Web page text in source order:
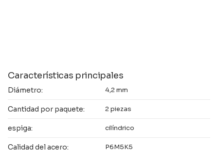
Características principales
Diámetro: 4,2 mm
Cantidad por paquete: 2 piezas
espiga: cilíndrico
Calidad del acero: P6M5K5